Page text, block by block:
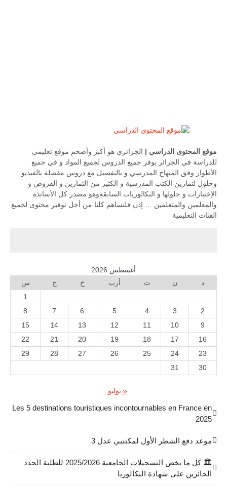
موقع المحتوى الدراسي | الجزائري هو أكبر وأضخم موقع تعليمي
للدراسة في الجزائر يوفر جميع الدروس لجميع المواد و في جميع
الأطوار وفق المنهاج المدرسي و بالتفصيل مع دروس مفصلة بالفيديو
وحلول لتمارين الكتب المدرسية و الكثير من التمارين و الفروض و
الإختبارات و حلولها و البكالوريات السابقةوهو مصدر كل الأساتذة
والمعلمين والمتعلمين ….إذن فلنساهم كلنا من أجل توفير محتوى لجميع
الفئات التعليمية
أغسطس 2026
د
ن ث أرب خ ج
س
1
2
3
4
5
6
7
8
9
10
11
12
13
14
15
16
17
18
19
20
21
22
23
24
25
26
27
28
29
30
31
« يوليو
Les 5 destinations touristiques incontournables en France en
2025
موعد دفع الشطر الأول لمكتتبي عدل 3
🏛️ كل ما يخص التسجيلات الجامعية 2025/2026 للطلبة الجدد
الحائزين على شهادة البكالوريا